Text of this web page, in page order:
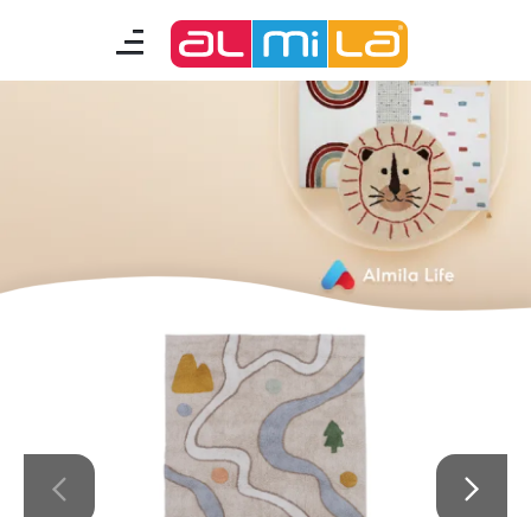
genç odası
akıllı mobilyalar
Almila Kariyer
Almila Life Concept
Bilgi Toplumu Hizmetleri
Bize Ulaşın
En Yakın Almila